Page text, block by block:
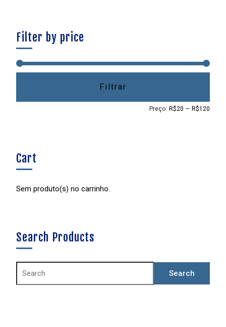
Filter by price
Filtrar
Preço: R$20 — R$120
Cart
Sem produto(s) no carrinho.
Search Products